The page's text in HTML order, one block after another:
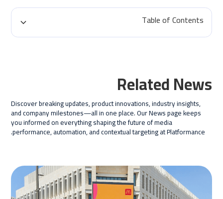
Table of Contents
H4 Title
H5 Title
H6 Title
Related News
Discover breaking updates, product innovations, industry insights,
and company milestones—all in one place. Our News page keeps
you informed on everything shaping the future of media
performance, automation, and contextual targeting at Platformance.